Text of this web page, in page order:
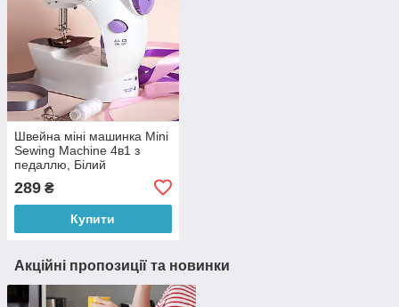
Швейна міні машинка Mini
Sewing Machine 4в1 з
педаллю, Білий
289 ₴
Купити
Акційні пропозиції та новинки